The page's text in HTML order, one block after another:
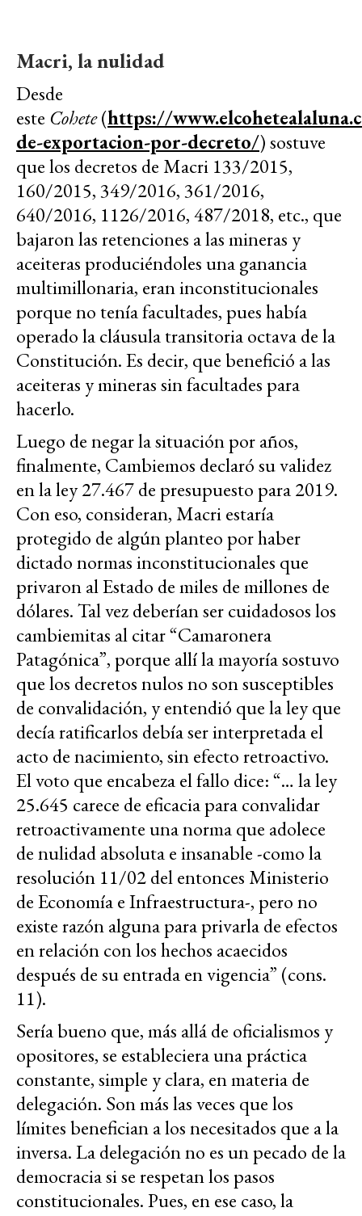
Macri, la nulidad
Desde
este Cohete(https://
de-exportacion-por-decreto/) sostuve
que los decretos de Macri 133/2015,
160/2015, 349/2016, 361/2016,
640/2016, 1126/2016, 487/2018, etc., que
bajaron las retenciones a las mineras y
aceiteras produciéndoles una ganancia
multimillonaria, eran inconstitucionales
porque no tenía facultades, pues había
operado la cláusula transitoria octava de la
Constitución. Es decir, que benefició a las
aceiteras y mineras sin facultades para
hacerlo.
Luego de negar la situación por años,
finalmente, Cambiemos declaró su validez
en la ley 27.467 de presupuesto para 2019.
Con eso, consideran, Macri estaría
protegido de algún planteo por haber
dictado normas inconstitucionales que
privaron al Estado de miles de millones de
dólares. Tal vez deberían ser cuidadosos los
cambiemitas al citar “Camaronera
Patagónica”, porque allí la mayoría sostuvo
que los decretos nulos no son susceptibles
de convalidación, y entendió que la ley que
decía ratificarlos debía ser interpretada el
acto de nacimiento, sin efecto retroactivo.
El voto que encabeza el fallo dice: “… la ley
25.645 carece de eficacia para convalidar
retroactivamente una norma que adolece
de nulidad absoluta e insanable -como la
resolución 11/02 del entonces Ministerio
de Economía e Infraestructura-, pero no
existe razón alguna para privarla de efectos
en relación con los hechos acaecidos
después de su entrada en vigencia” (cons.
11).
Sería bueno que, más allá de oficialismos y
opositores, se estableciera una práctica
constante, simple y clara, en materia de
delegación. Son más las veces que los
límites benefician a los necesitados que a la
inversa. La delegación no es un pecado de la
democracia si se respetan los pasos
constitucionales. Pues, en ese caso, la